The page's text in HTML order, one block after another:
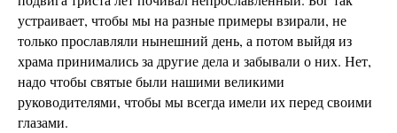
устраивает, чтобы мы на разные примеры взирали, не
только прославляли нынешний день, а потом выйдя из
храма принимались за другие дела и забывали о них. Нет,
надо чтобы святые были нашими великими
руководителями, чтобы мы всегда имели их перед своими
глазами.